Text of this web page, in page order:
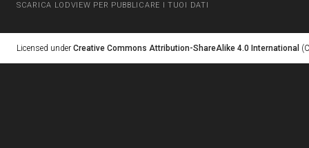
SCARICA LODVIEW PER PUBBLICARE I TUOI DATI
Licensed under Creative Commons Attribution-ShareAlike 4.0 International